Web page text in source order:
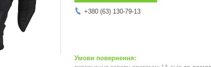
+380 (63) 130-79-13